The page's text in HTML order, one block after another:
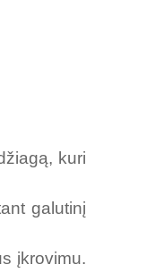
kuri
galutinį
įkrovimu.